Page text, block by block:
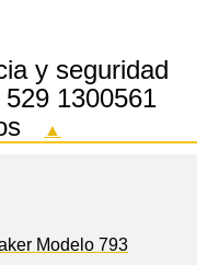
y seguridad
1300561
▲
Modelo 793